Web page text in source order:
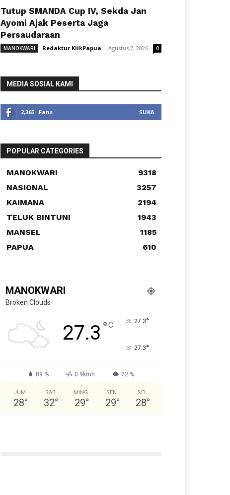
Tutup SMANDA Cup IV, Sekda Jan
Ayomi Ajak Peserta Jaga
Persaudaraan
MANOKWARI Redaktur KlikPapua - Agustus 7, 2026 0
MEDIA SOSIAL KAMI
2,365 Fans SUKA
POPULAR CATEGORIES
MANOKWARI
9318
NASIONAL
3257
KAIMANA
2194
TELUK BINTUNI
1943
MANSEL
1185
PAPUA
610
MANOKWARI
Broken Clouds
27.3 °C 27.3°
27.3°
89 % 0.9kmh 72 %
JUM
28°
SAB
32°
MING
29°
SEN
29°
SEL
28°